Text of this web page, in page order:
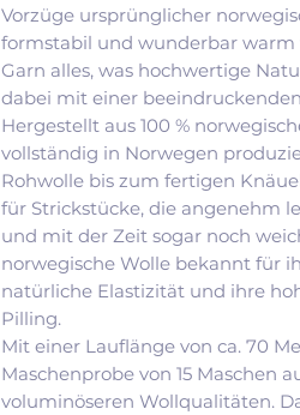
Vorzüge ursprünglicher
formstabil und wunderbar warm
Garn alles, was hochwertige
dabei mit einer
Hergestellt aus 100 %
vollständig in Norwegen
Rohwolle bis zum fertigen
für Strickstücke, die angenehm
und mit der Zeit sogar noch
norwegische Wolle bekannt für
natürliche Elastizität und ihre
Pilling.
Mit einer Lauflänge von ca. 70
Maschenprobe von 15 Maschen
voluminöseren Wollqualitäten.